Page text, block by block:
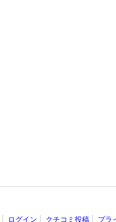
ログイン クチコミ投稿 プラ